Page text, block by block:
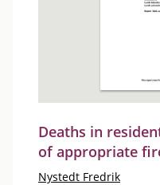
Deaths in
of appropriate
Nystedt Fredrik